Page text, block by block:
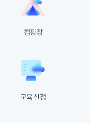
캠핑장
교육 신청